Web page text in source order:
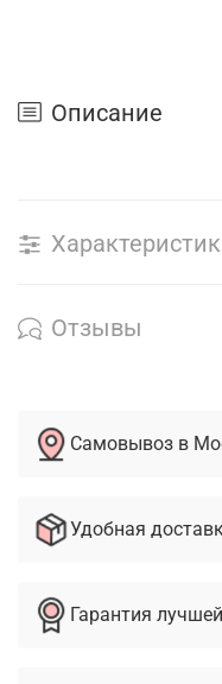
Описание
Отзывы
Самовывоз в
Удобная
Гарантия